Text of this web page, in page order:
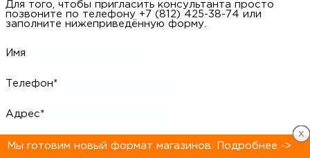
по телефону +7 (812) 425-38-74 или заполните
нижеприведённую форму.
Имя
Телефон*
Адрес*
* - поля обязательные для заполнения
Мы готовим новый формат магазинов. Подробнее ->
x
Мы готовим новый формат магазинов. Подробнее ->
x
Мы готовим новый формат магазинов. Подробнее ->
x
Мы готовим новый формат магазинов. Подробнее ->
x
Мы готовим новый формат магазинов. Подробнее ->
x
Мы готовим новый формат магазинов. Подробнее ->
x
Мы готовим новый формат магазинов. Подробнее ->
x
Мы готовим новый формат магазинов. Подробнее ->
x
Мы готовим новый формат магазинов. Подробнее ->
x
Мы готовим новый формат магазинов. Подробнее ->
x
Мы готовим новый формат магазинов. Подробнее ->
x
Мы готовим новый формат магазинов. Подробнее ->
x
Мы готовим новый формат магазинов. Подробнее ->
x
Мы готовим новый формат магазинов. Подробнее ->
x
Мы готовим новый формат магазинов. Подробнее ->
x
Мы готовим новый формат магазинов. Подробнее ->
x